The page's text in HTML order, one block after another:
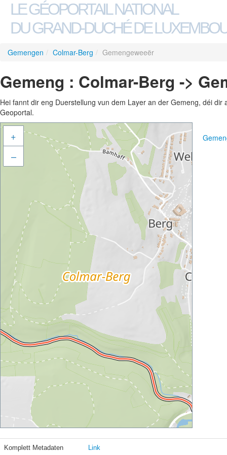
LE GÉOPORTAIL NATIONAL
DU GRAND-DUCHÉ DE
Gemengen / Colmar-Berg / Gemengeweeër
Gemeng : Colmar-Berg ->
Hei fannt dir eng Duerstellung vun dem Layer an der Gemeng, déi
Geoportal.
+
–
Komplett Metadaten Link